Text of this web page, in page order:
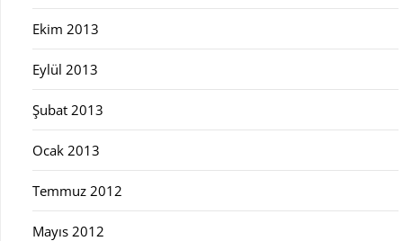
Ekim 2013
Eylül 2013
Şubat 2013
Ocak 2013
Temmuz 2012
Mayıs 2012